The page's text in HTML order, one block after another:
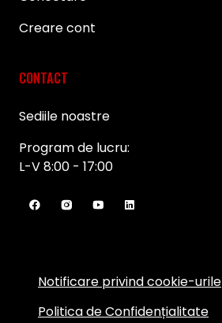
Creare cont
CONTACT
Sediile noastre
Program de lucru:
L-V 8:00 - 17:00
Notificare privind cookie-urile
Politica de Confidențialitate